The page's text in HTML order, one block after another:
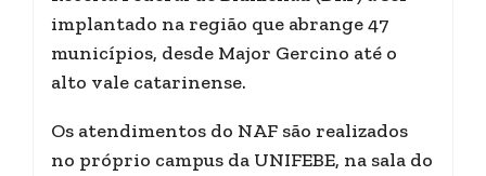
implantado na região que abrange 47
municípios, desde Major Gercino até o
alto vale catarinense.
Os atendimentos do NAF são realizados
no próprio campus da UNIFEBE, na sala do